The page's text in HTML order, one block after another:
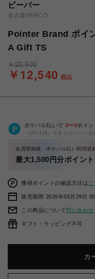
ビーバー
名古屋PARCO
Pointer Brand ポイ
A Gift TS
￥12,540 税込
￥20,900
ポケパル払いで 0〜0ポイン
（1P=1円）※キャンペーン分
会員登録後、ポケパル払い初回登
最大1,500円分ポイン
獲得ポイントの確認方法は こ
販売期間 2026年05月29日
この商品について問い合わせ
ギフト：ラッピング不可
カ